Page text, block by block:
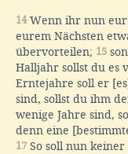
14Wenn ihr nun
eurem Nächsten
übervorteilen; 15
Halljahr sollst du es
Erntejahre soll er
sind, sollst du ihm
wenige Jahre sind,
denn eine
17 So soll nun